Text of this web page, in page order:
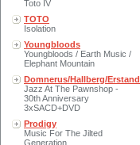
Toto IV
TOTO
Isolation
Youngbloods
Youngbloods / Earth Music /
Elephant Mountain
Domnerus/Hallberg/Erstand
Jazz At The Pawnshop -
30th Anniversary
3xSACD+DVD
Prodigy
Music For The Jilted
Generation